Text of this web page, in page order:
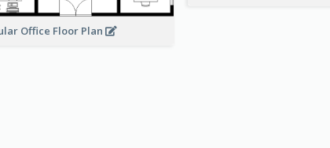
Office Floor Plan